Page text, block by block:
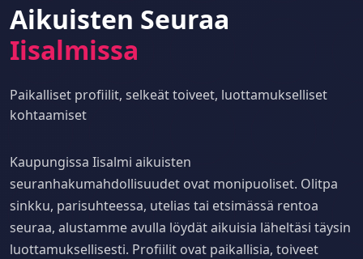
Aikuisten Seuraa
Iisalmissa
Paikalliset profiilit, selkeät toiveet, luottamukselliset
kohtaamiset
Kaupungissa Iisalmi aikuisten
seuranhakumahdollisuudet ovat monipuoliset. Olitpa
sinkku, parisuhteessa, utelias tai etsimässä rentoa
seuraa, alustamme avulla löydät aikuisia läheltäsi täysin
luottamuksellisesti. Profiilit ovat paikallisia, toiveet